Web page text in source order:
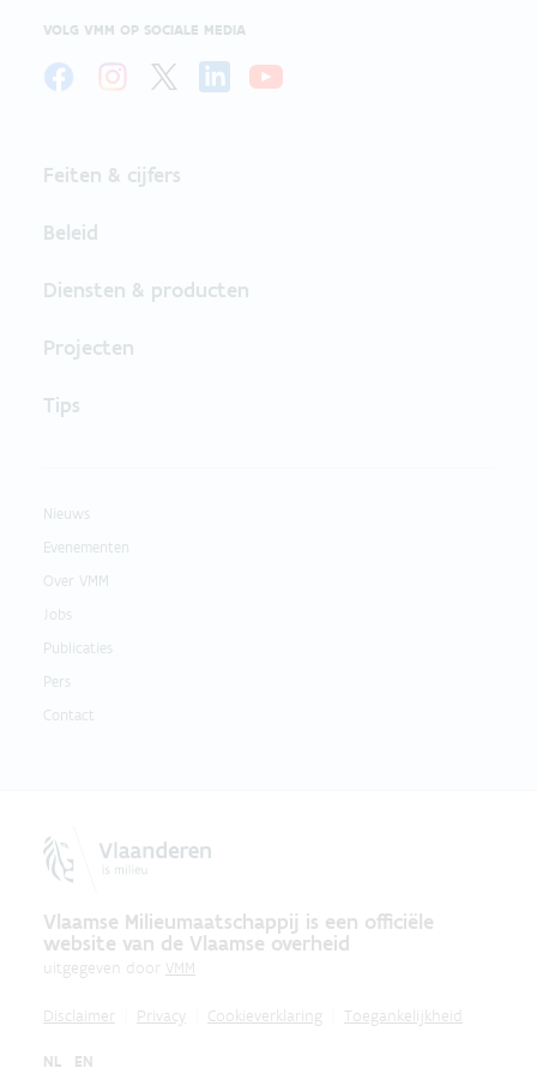
VOLG VMM OP SOCIALE MEDIA
Feiten & cijfers
Beleid
Diensten & producten
Projecten
Tips
Nieuws
Evenementen
Over VMM
Jobs
Publicaties
Pers
Contact
Vlaamse Milieumaatschappij is een officiële
website van de Vlaamse overheid
uitgegeven door VMM
Disclaimer Privacy Cookieverklaring Toegankelijkheid
NL EN